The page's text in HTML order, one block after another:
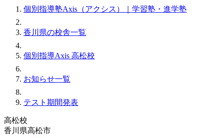
個別指導塾Axis（アクシス）｜学習塾・進学塾
香川県の校舎一覧
個別指導Axis 高松校
お知らせ一覧
テスト期間発表
高松校
香川県高松市